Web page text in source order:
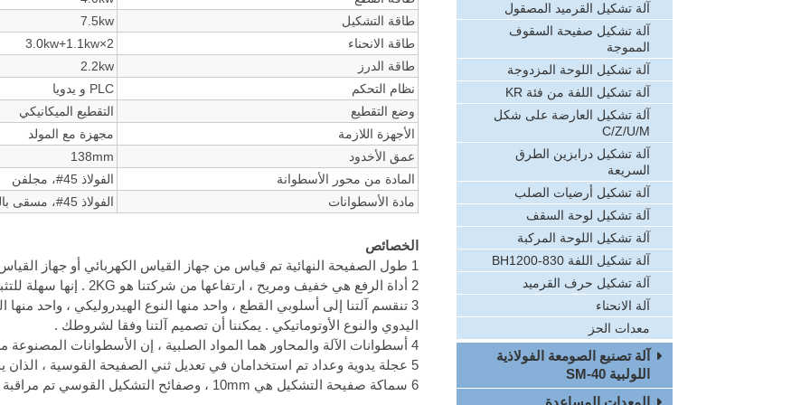
طاقة التشكيل
7.5kw
طاقة الانحناء
3.0kw+1.1kw×2
طاقة الدرز
2.2kw
نظام التحكم
PLC و يدويا
وضع التقطيع
التقطيع الميكانيكي
الأجهزة اللازمة
مجهزة مع المولد
عمق الأخدود
138mm
المادة من محور الأسطوانة
الفولاذ 45#، مجلفن
مادة الأسطوانات
الفولاذ 45#، مسقى بالكروم القوي
الخصائص
1 طول الصفيحة النهائية تم قياس من جهاز القياس الكهربائي أو جهاز القياس الميكانيكي .
2 أداة الرفع هي خفيف ومريح ، ارتفاعها من شركتنا هو 2KG . إنها سهلة للتثبيت وتفكيك أداة الرفع . سرعة الرفع سريعة .
3 تنقسم آلتنا إلى أسلوبي القطع ، واحد منها النوع الهيدروليكي ، واحد
اليدوي والنوع الأوتوماتيكي . يمكننا أن تصميم آلتنا وفقا لشروطك .
4 أسطوانات الآلة والمحاور هما المواد الصلبية ، إن الأسطوانات المصنوعة من الصلب
5 عجلة يدوية وعداد تم استخدامان في تعديل ثني الصفيحة القوسية ، الذان يجعلان التشغيل أكثر بسيطا .
6 سماكة صفيحة التشكيل هي 10mm ، وصفائح التشكيل القوسي تم مراقبة من الكمبيوتر .
آلة تشكيل القرميد المصقول
آلة تشكيل صفيحة السقوف
المموجة
آلة تشكيل اللوحة المزدوجة
آلة تشكيل اللفة من فئة KR
آلة تشكيل العارضة على شكل
C/Z/U/M
آلة تشكيل درابزين الطرق
السريعة
آلة تشكيل أرضيات الصلب
آلة تشكيل لوحة السقف
آلة تشكيل اللوحة المركبة
آلة تشكيل اللفة BH1200-830
آلة تشكيل حرف القرميد
آلة الانحناء
معدات الحز
آلة تصنيع الصومعة الفولاذية
اللولبية SM-40
المعدات المساعدة